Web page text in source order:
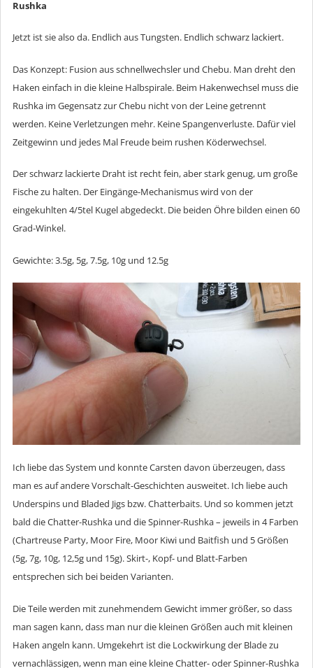
Rushka
Jetzt ist sie also da. Endlich aus Tungsten. Endlich schwarz lackiert.
Das Konzept: Fusion aus schnellwechsler und Chebu. Man dreht den
Haken einfach in die kleine Halbspirale. Beim Hakenwechsel muss die
Rushka im Gegensatz zur Chebu nicht von der Leine getrennt
werden. Keine Verletzungen mehr. Keine Spangenverluste. Dafür viel
Zeitgewinn und jedes Mal Freude beim rushen Köderwechsel.
Der schwarz lackierte Draht ist recht fein, aber stark genug, um große
Fische zu halten. Der Eingänge-Mechanismus wird von der
eingekuhlten 4/5tel Kugel abgedeckt. Die beiden Öhre bilden einen 60
Grad-Winkel.
Gewichte: 3.5g, 5g, 7.5g, 10g und 12.5g
Ich liebe das System und konnte Carsten davon überzeugen, dass
man es auf andere Vorschalt-Geschichten ausweitet. Ich liebe auch
Underspins und Bladed Jigs bzw. Chatterbaits. Und so kommen jetzt
bald die Chatter-Rushka und die Spinner-Rushka – jeweils in 4 Farben
(Chartreuse Party, Moor Fire, Moor Kiwi und Baitfish und 5 Größen
(5g, 7g, 10g, 12,5g und 15g). Skirt-, Kopf- und Blatt-Farben
entsprechen sich bei beiden Varianten.
Die Teile werden mit zunehmendem Gewicht immer größer, so dass
man sagen kann, dass man nur die kleinen Größen auch mit kleinen
Haken angeln kann. Umgekehrt ist die Lockwirkung der Blade zu
vernachlässigen, wenn man eine kleine Chatter- oder Spinner-Rushka